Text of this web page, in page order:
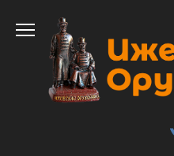
содержанию